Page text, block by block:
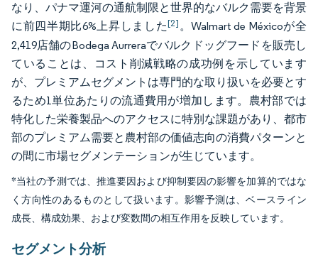
なり、パナマ運河の通航制限と世界的なバルク需要を背景
に前四半期比6%上昇しました[2]。Walmart de Méxicoが全
2,419店舗のBodega Aurreraでバルクドッグフードを販売し
ていることは、コスト削減戦略の成功例を示しています
が、プレミアムセグメントは専門的な取り扱いを必要とす
るため1単位あたりの流通費用が増加します。農村部では
特化した栄養製品へのアクセスに特別な課題があり、都市
部のプレミアム需要と農村部の価値志向の消費パターンと
の間に市場セグメンテーションが生じています。
*当社の予測では、推進要因および抑制要因の影響を加算的ではな
く方向性のあるものとして扱います。影響予測は、ベースライン
成長、構成効果、および変数間の相互作用を反映しています。
セグメント分析